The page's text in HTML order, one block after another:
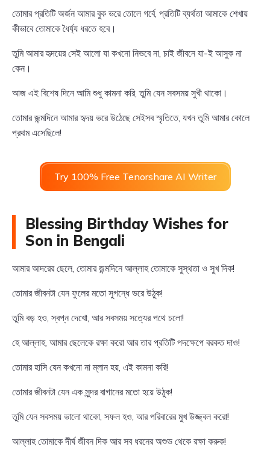
তোমার প্রতিটি অর্জন আমার বুক ভরে তোলে গর্বে, প্রতিটি ব্যর্থতা আমাকে শেখায়
কীভাবে তোমাকে ধৈর্য্য ধরতে হবে।
তুমি আমার হৃদয়ের সেই আলো যা কখনো নিভবে না, চাই জীবনে যা-ই আসুক না
কেন।
আজ এই বিশেষ দিনে আমি শুধু কামনা করি, তুমি যেন সবসময় সুখী থাকো।
তোমার জন্মদিনে আমার হৃদয় ভরে উঠেছে সেইসব স্মৃতিতে, যখন তুমি আমার কোলে
প্রথম এসেছিলে!
Try 100% Free Tenorshare AI Writer
Blessing Birthday Wishes for
Son in Bengali
আমার আদরের ছেলে, তোমার জন্মদিনে আল্লাহ তোমাকে সুস্থতা ও সুখ দিক!
তোমার জীবনটা যেন ফুলের মতো সুগন্ধে ভরে উঠুক!
তুমি বড় হও, স্বপ্ন দেখো, আর সবসময় সত্যের পথে চলো!
হে আল্লাহ, আমার ছেলেকে রক্ষা করো আর তার প্রতিটি পদক্ষেপে বরকত দাও!
তোমার হাসি যেন কখনো না ম্লান হয়, এই কামনা করি!
তোমার জীবনটা যেন এক সুন্দর বাগানের মতো হয়ে উঠুক!
তুমি যেন সবসময় ভালো থাকো, সফল হও, আর পরিবারের মুখ উজ্জ্বল করো!
আল্লাহ তোমাকে দীর্ঘ জীবন দিক আর সব ধরনের অশুভ থেকে রক্ষা করুক!